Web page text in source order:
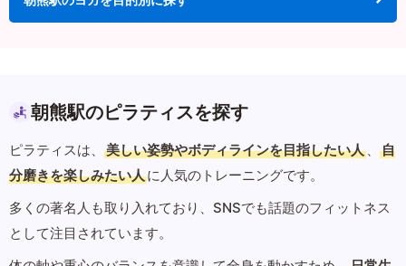
朝熊駅のピラティスを探す
ピラティスは、 美しい姿勢やボディラインを目指したい人 、
自
分磨きを楽しみたい人に人気のトレーニングです。
多くの著名人も取り入れており、SNSでも話題のフィットネス
として注目されています。